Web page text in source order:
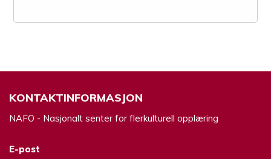
KONTAKTINFORMASJON
NAFO - Nasjonalt senter for flerkulturell opplæring
E-post